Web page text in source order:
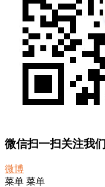
微信扫一扫关注我们
微博
菜单 菜单